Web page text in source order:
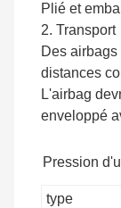
Plié et
2. Transport
Des
distances
L'airbag
enveloppé
Pression
type